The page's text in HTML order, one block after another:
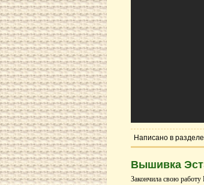
Написано в разделе
Вышивка
Закончила свою